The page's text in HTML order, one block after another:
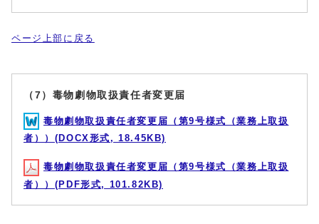
ページ上部に戻る
（7）毒物劇物取扱責任者変更届
毒物劇物取扱責任者変更届（第9号様式（業務上取扱
者））(DOCX形式, 18.45KB)
毒物劇物取扱責任者変更届（第9号様式（業務上取扱
者））(PDF形式, 101.82KB)